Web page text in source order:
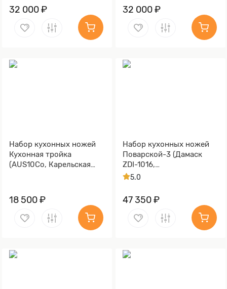
32 000 ₽ 32 000 ₽
Набор кухонных ножей
Кухонная тройка
(AUS10Co, Карельская
18 500 ₽
Набор кухонных ножей
Поварской-3 (Дамаск
ZDI-1016,
Стабилизированная
коричневая, Медь)
5.0
47 350 ₽